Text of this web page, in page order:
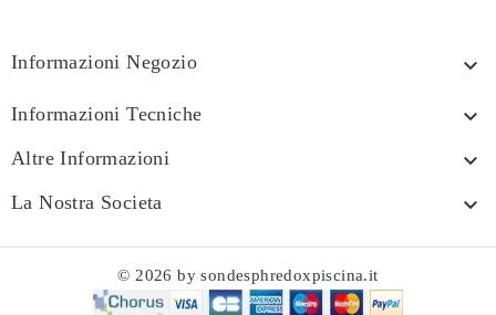
Informazioni Negozio 
Informazioni Tecniche 
Altre Informazioni 
La Nostra Societa 
© 2026 by sondesphredoxpiscina.it